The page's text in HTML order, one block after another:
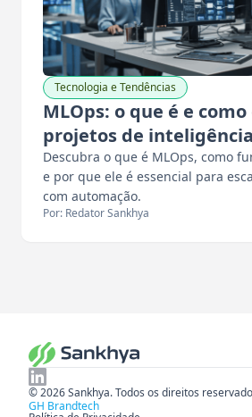
Tecnologia e Tendências
MLOps: o que é e
projetos de
Descubra o que é MLOps, como
e por que ele é essencial para
com automação.
Por: Redator Sankhya
© 2026 Sankhya. Todos os direitos
GH Brandtech